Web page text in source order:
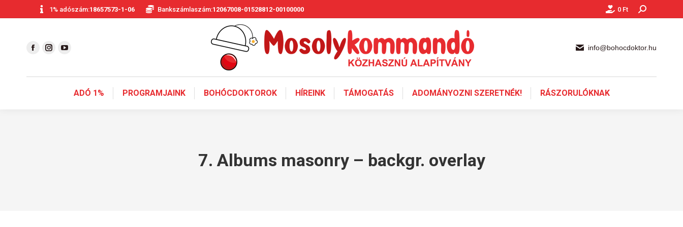
1% adószám:18657573-1-06 Bankszámlaszám:12067008-01528812-00100000 0 Ft Keresés:
info@bohocdoktor.hu
ADÓ 1% PROGRAMJAINK BOHÓCDOKTOROK HÍREINK TÁMOGATÁS ADOMÁNYOZNI SZERETNÉK! RÁSZORULÓKNAK
7. Albums masonry – backgr. overlay